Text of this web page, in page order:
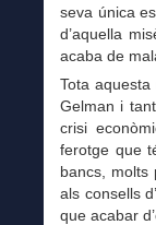
seva única
d’aquella
acaba de
Tota
Gelman i
crisi
ferotge que
bancs, molts
als consells
que acabar